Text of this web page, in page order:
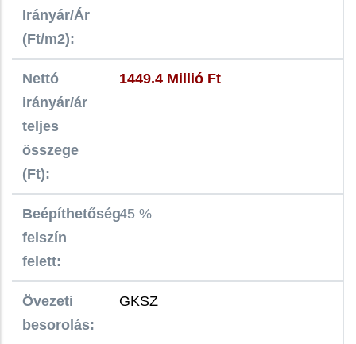
Irányár/Ár
(Ft/m2):
Nettó
irányár/ár
teljes
összege
(Ft):
1449.4 Millió Ft
Beépíthetőség
felszín
felett:
45 %
Övezeti
besorolás:
GKSZ